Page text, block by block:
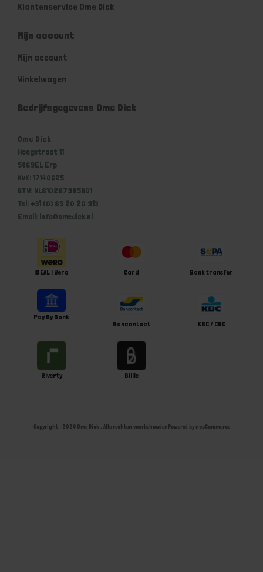
Klantenservice Ome Dick
Mijn account
Mijn account
Winkelwagen
Bedrijfsgegevens Ome Dick
Ome Dick
Hoogstraat 11
5469EL Erp
KvK: 17140625
BTW: NL810287985B01
Tel: +31 (0) 85 20 20 913
Email: info@omedick.nl
iDEAL | Wero Card Bank transfer
Pay By Bank
Bancontact
KBC / CBC
Riverty Billie
Copyright ; 2026 Ome Dick . Alle rechten voorbehoudenPowered by nopCommerce